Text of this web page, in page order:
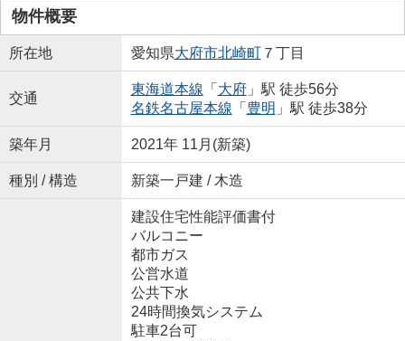
物件概要
所在地 愛知県大府市北崎町７丁目
交通
東海道本線 「 大府」駅 徒歩56分
名鉄名古屋本線 「 豊明 」駅 徒歩38分
築年月 2021年 11月(新築)
種別 / 構造 新築一戸建 / 木造
建設住宅性能評価書付
バルコニー
都市ガス
公営水道
公共下水
24時間換気システム
駐車2台可